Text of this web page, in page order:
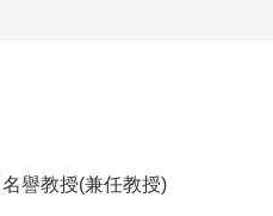
譽教授(兼任教授)